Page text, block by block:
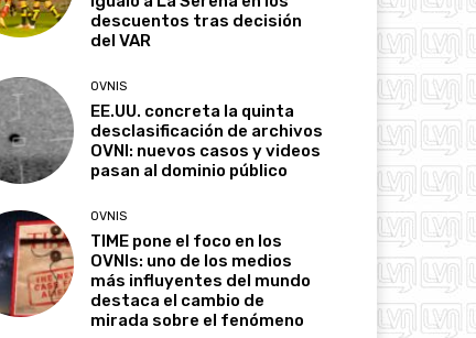
descuentos tras decisión
del VAR
OVNIS
EE.UU. concreta la quinta
desclasificación de archivos
OVNI: nuevos casos y videos
pasan al dominio público
OVNIS
TIME pone el foco en los
OVNIs: uno de los medios
más influyentes del mundo
destaca el cambio de
mirada sobre el fenómeno